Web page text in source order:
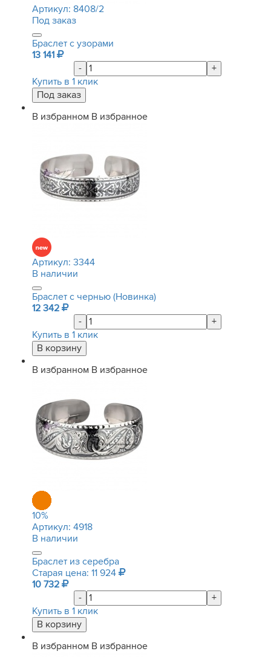
Артикул: 8408/2
Под заказ
Браслет с узорами
13 141
-
+
Купить в 1 клик
В избранном В избранное
Артикул: 3344
В наличии
Браслет с чернью (Новинка)
12 342
-
+
Купить в 1 клик
В избранном В избранное
10%
Артикул: 4918
В наличии
Браслет из серебра
Старая цена: 11 924
10 732
-
+
Купить в 1 клик
В избранном В избранное